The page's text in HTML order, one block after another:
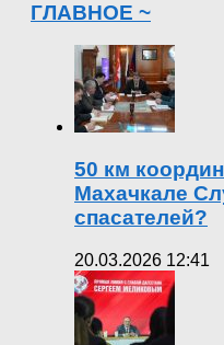
ГЛАВНОЕ ~
50 км
Махачкале
спасателей?
20.03.2026 12:41